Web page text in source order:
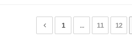
1 ... 11 12